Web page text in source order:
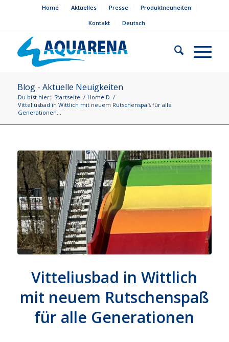
Home Aktuelles Presse
Produktneuheiten
Kontakt
Deutsch
Blog - Aktuelle Neuigkeiten
Du bist hier: Startseite / Home D /
Vitteliusbad in Wittlich mit neuem Rutschenspaß für alle
Generationen...
Vitteliusbad in Wittlich
mit neuem Rutschenspaß
für alle Generationen